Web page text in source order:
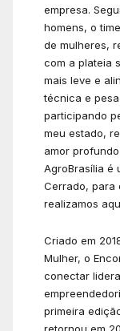
empresa.
homens, o
de mulheres,
com a plateia
mais leve e
técnica e
participando
meu estado,
amor
AgroBrasília é
Cerrado, para
realizamos
Criado em
Mulher, o
conectar
primeira
retornou em